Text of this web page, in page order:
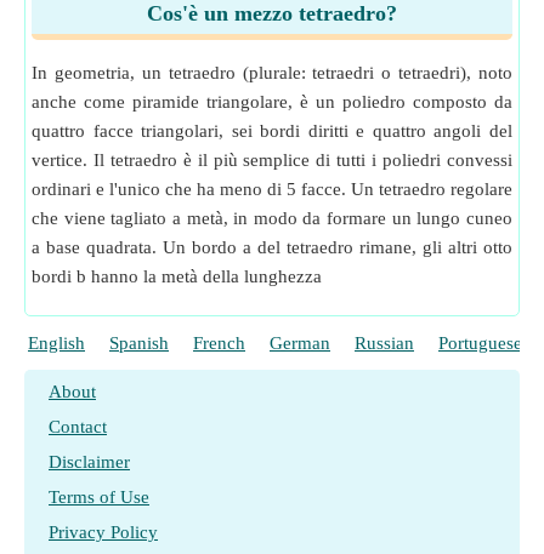
Cos'è un mezzo tetraedro?
In geometria, un tetraedro (plurale: tetraedri o tetraedri), noto
anche come piramide triangolare, è un poliedro composto da
quattro facce triangolari, sei bordi diritti e quattro angoli del
vertice. Il tetraedro è il più semplice di tutti i poliedri convessi
ordinari e l'unico che ha meno di 5 facce. Un tetraedro regolare
che viene tagliato a metà, in modo da formare un lungo cuneo
a base quadrata. Un bordo a del tetraedro rimane, gli altri otto
bordi b hanno la metà della lunghezza
English Spanish French German Russian Portuguese
About
Contact
Disclaimer
Terms of Use
Privacy Policy